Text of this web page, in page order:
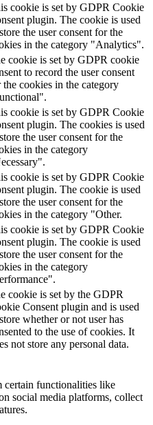
cookie is set by GDPR Cookie
plugin. The cookie is used
the user consent for the
in the category "Analytics".
cookie is set by GDPR cookie
to record the user consent
the cookies in the category
cookie is set by GDPR Cookie
plugin. The cookies is used
the user consent for the
in the category
cookie is set by GDPR Cookie
plugin. The cookie is used
the user consent for the
in the category "Other.
cookie is set by GDPR Cookie
plugin. The cookie is used
the user consent for the
in the category
cookie is set by the GDPR
Consent plugin and is used
whether or not user has
to the use of cookies. It
not store any personal data.
certain functionalities like
social media platforms, collect